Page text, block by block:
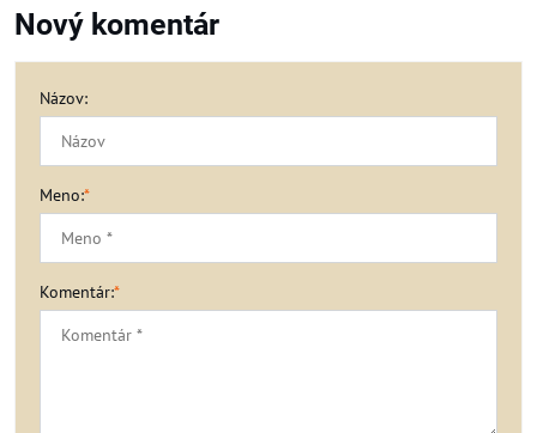
Nový komentár
Názov:
Meno:*
Komentár:*